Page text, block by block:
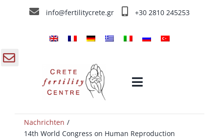
info@fertilitycrete.gr +30 2810 245253
Toggle
HomeNachrichten
14th World Congress on Human Reproduction